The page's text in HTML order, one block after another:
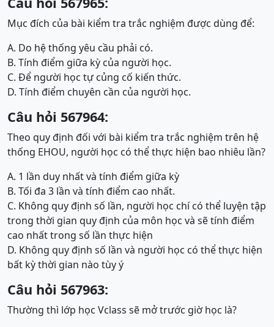
Mục đích của bài kiểm tra trắc nghiệm được dùng để:
A. Do hệ thống yêu cầu phải có.
B. Tính điểm giữa kỳ của người học.
C. Để người học tự củng cố kiến thức.
D. Tính điểm chuyên cần của người học.
Câu hỏi 567964:
Theo quy định đối với bài kiểm tra trắc nghiệm trên hệ
thống EHOU, người học có thể thực hiện bao nhiêu lần?
A. 1 lần duy nhất và tính điểm giữa kỳ
B. Tối đa 3 lần và tính điểm cao nhất.
C. Không quy định số lần, người học chí có thể luyện tập
trong thời gian quy định của môn học và sẽ tính điểm
cao nhất trong số lần thực hiện
D. Không quy định số lần và người học có thể thực hiện
bất kỳ thời gian nào tùy ý
Câu hỏi 567963:
Thường thì lớp học Vclass sẽ mở trước giờ học là?